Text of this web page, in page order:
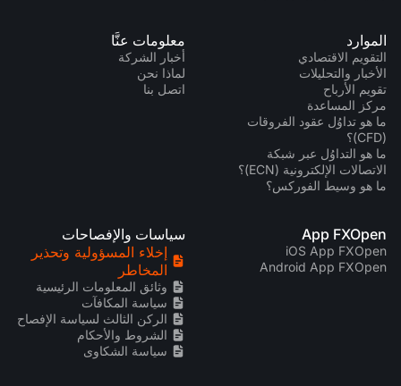
الموارد
التقويم الاقتصادي
الأخبار والتحليلات
تقويم الأرباح
مركز المساعدة
ما هو تداوُل عقود الفروقات
(CFD)؟
ما هو التداوُل عبر شبكة
الاتصالات الإلكترونية (ECN)؟
ما هو وسيط الفوركس؟
معلومات عنَّا
أخبار الشركة
لماذا نحن
اتصل بنا
App FXOpen
iOS App FXOpen
Android App FXOpen
سياسات والإفصاحات
إخلاء المسؤولية وتحذير
المخاطر
وثائق المعلومات الرئيسية
سياسة المكافآت
الركن الثالث لسياسة الإفصاح
الشروط والأحكام
سياسة الشكاوى